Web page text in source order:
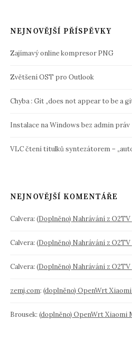
NEJNOVĚJŠÍ PŘÍSPĚVKY
Zajímavý online kompresor PNG
Zvětšení OST pro Outlook
Chyba : Git „does not appear to be a
Instalace na Windows bez admin práv
VLC čtení titulků syntezátorem –
NEJNOVĚJŠÍ KOMENTÁŘE
Calvera: (Doplněno) Nahrávání z O2TV
Calvera: (Doplněno) Nahrávání z O2TV
Calvera: (Doplněno) Nahrávání z O2TV
zemj.com: (doplněno) OpenWrt
Brousek: (doplněno) OpenWrt Xiaomi